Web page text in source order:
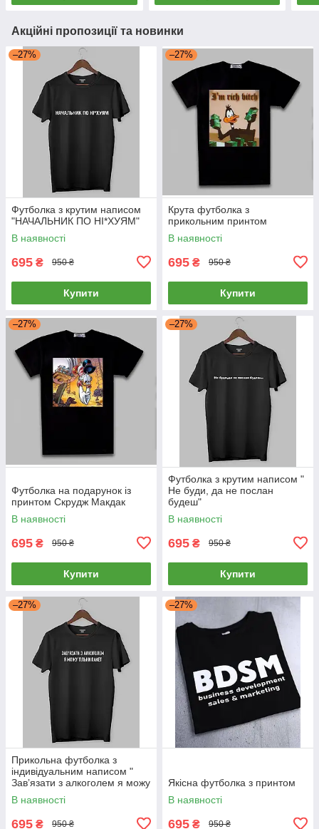
Акційні пропозиції та новинки
–27%
Футболка з крутим написом
"НАЧАЛЬНИК ПО НІ*ХУЯМ"
В наявності
695 ₴ 950 ₴
Купити
–27%
Крута футболка з
прикольним принтом
В наявності
695 ₴ 950 ₴
Купити
–27%
Футболка на подарунок із
принтом Скрудж Макдак
В наявності
695 ₴ 950 ₴
Купити
–27%
Футболка з крутим написом "
Не буди, да не послан
будеш"
В наявності
695 ₴ 950 ₴
Купити
–27%
Прикольна футболка з
індивідуальним написом "
Завʼязати з алкоголем я можу
тільки пакет"
В наявності
695 ₴ 950 ₴
–27%
Якісна футболка з принтом
В наявності
695 ₴ 950 ₴